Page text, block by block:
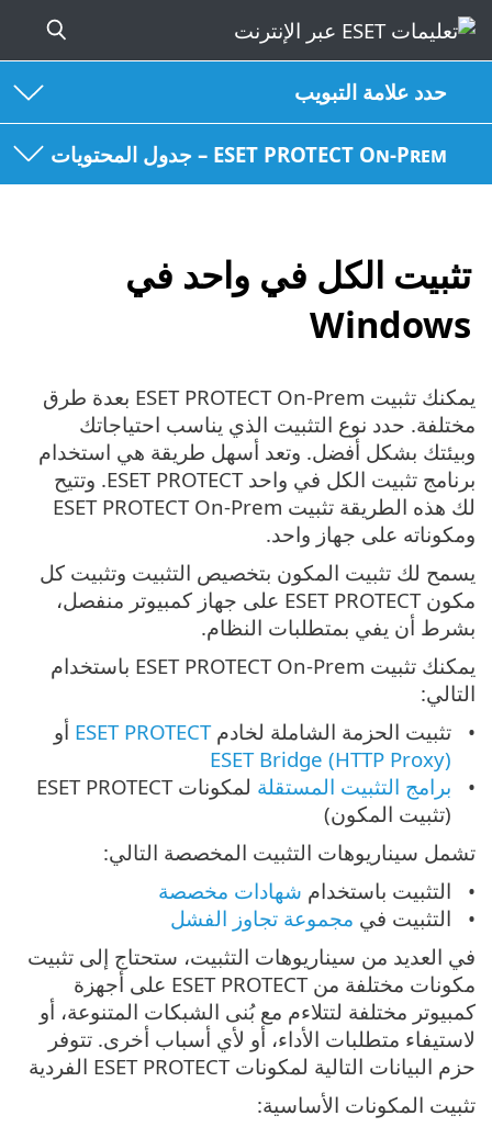
حدد علامة التبويب
ESET PROTECT On-Prem – جدول المحتويات
تثبيت الكل في واحد في
Windows
يمكنك تثبيت ESET PROTECT On-Prem بعدة طرق
مختلفة. حدد نوع التثبيت الذي يناسب احتياجاتك
وبيئتك بشكل أفضل. وتعد أسهل طريقة هي استخدام
برنامج تثبيت الكل في واحد ‎ESET PROTECT. وتتيح
لك هذه الطريقة تثبيت ‎ESET PROTECT On-Prem
ومكوناته على جهاز واحد.
يسمح لك تثبيت المكون بتخصيص التثبيت وتثبيت كل
مكون ESET PROTECT على جهاز كمبيوتر منفصل،
بشرط أن يفي بمتطلبات النظام.
يمكنك تثبيت ‎ESET PROTECT On-Prem باستخدام
التالي:
تثبيت الحزمة الشاملة لخادمESET PROTECT أو
ESET Bridge (HTTP Proxy)
برامج التثبيت المستقلة
لمكونات ESET PROTECT
(تثبيت المكون)
تشمل سيناريوهات التثبيت المخصصة التالي:
التثبيت باستخدام شهادات مخصصة
التثبيت في ‎ مجموعة تجاوز الفشل
في العديد من سيناريوهات التثبيت، ستحتاج إلى تثبيت
مكونات مختلفة من ‎ESET PROTECT على أجهزة
كمبيوتر مختلفة لتتلاءم مع بُنى الشبكات المتنوعة، أو
لاستيفاء متطلبات الأداء، أو لأي أسباب أخرى. تتوفر
حزم البيانات التالية لمكونات ‎ESET PROTECT الفردية
تثبيت المكونات الأساسية: